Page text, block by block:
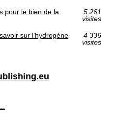
pour le bien de la
5 261
visites
sur l’hydrogène
4 336
visites